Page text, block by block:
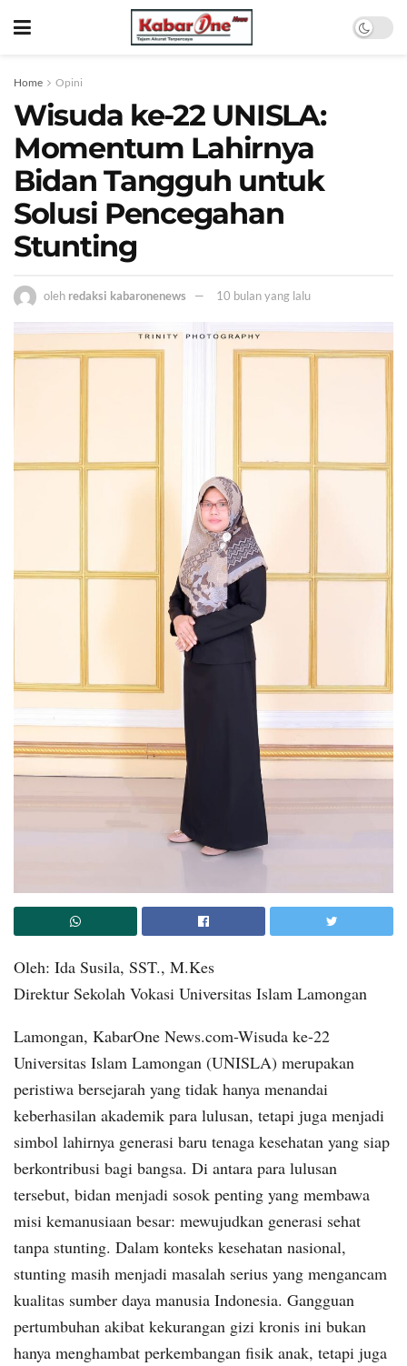
Home Opini
Wisuda ke-22 UNISLA:
Momentum Lahirnya
Bidan Tangguh untuk
Solusi Pencegahan
Stunting
oleh redaksi kabaronenews 10 bulan yang lalu
Oleh: Ida Susila, SST., M.Kes
Direktur Sekolah Vokasi Universitas Islam Lamongan
Lamongan, KabarOne News.com-Wisuda ke-22
Universitas Islam Lamongan (UNISLA) merupakan
peristiwa bersejarah yang tidak hanya menandai
keberhasilan akademik para lulusan, tetapi juga menjadi
simbol lahirnya generasi baru tenaga kesehatan yang siap
berkontribusi bagi bangsa. Di antara para lulusan
tersebut, bidan menjadi sosok penting yang membawa
misi kemanusiaan besar: mewujudkan generasi sehat
tanpa stunting. Dalam konteks kesehatan nasional,
stunting masih menjadi masalah serius yang mengancam
kualitas sumber daya manusia Indonesia. Gangguan
pertumbuhan akibat kekurangan gizi kronis ini bukan
hanya menghambat perkembangan fisik anak, tetapi juga